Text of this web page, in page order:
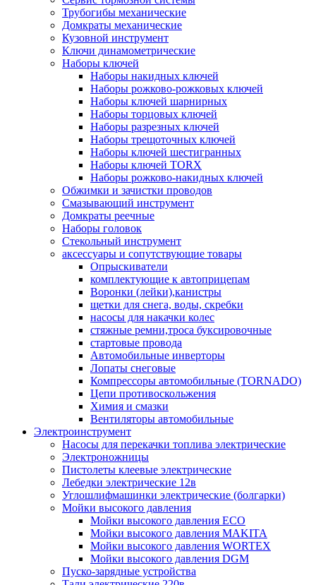
Трубогибы механические
Домкраты механические
Кузовной инструмент
Ключи динамометрические
Наборы ключей
Наборы накидных ключей
Наборы рожково-рожковых ключей
Наборы ключей шарнирных
Наборы торцовых ключей
Наборы разрезных ключей
Наборы трещоточных ключей
Наборы ключей шестигранных
Наборы ключей TORX
Наборы рожково-накидных ключей
Обжимки и зачистки проводов
Смазывающий инструмент
Домкраты реечные
Наборы головок
Стекольный инструмент
аксессуары и сопутствующие товары
Опрыскиватели
комплектующие к автоприцепам
Воронки (лейки),канистры
щетки для снега, воды, скребки
насосы для накачки колес
стяжные ремни,троса буксировочные
стартовые провода
Автомобильные инверторы
Лопаты снеговые
Компрессоры автомобильные (TORNADO)
Цепи противоскольжения
Химия и смазки
Вентиляторы автомобильные
Электроинструмент
Насосы для перекачки топлива электрические
Электроножницы
Пистолеты клеевые электрические
Лебедки электрические 12в
Углошлифмашинки электрические (болгарки)
Мойки высокого давления
Мойки высокого давления ECO
Мойки высокого давления MAKITA
Мойки высокого давления WORTEX
Мойки высокого давления DGM
Пуско-зарядные устройства